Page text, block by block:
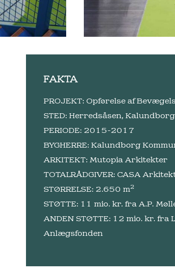
FAKTA
PROJEKT: Opførelse af
STED: Herredsåsen, Kalundborg
PERIODE: 2015-2017
BYGHERRE: Kalundborg
ARKITEKT: Mutopia Arkitekter
TOTALRÅDGIVER: CASA
STØRRELSE: 2.650 m2
STØTTE: 11 mio. kr. fra A.P.
ANDEN STØTTE: 12 mio. kr. fra
Anlægsfonden